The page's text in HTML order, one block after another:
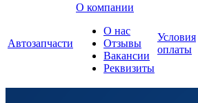
Автозапчасти
О компании
О нас
Отзывы
Вакансии
Реквизиты
Условия
оплаты